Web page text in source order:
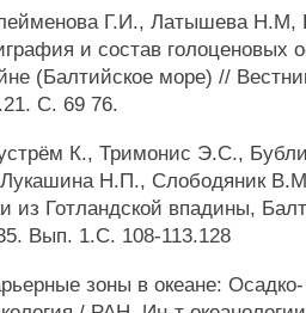
Г.И., Латышева Н.М,
и состав голоценовых
(Балтийское море) //
С. 69 76.
К., Тримонис Э.С.,
Н.П., Слободяник
из Готландской впадины,
Вып. 1.С. 108-113.128
зоны в океане: